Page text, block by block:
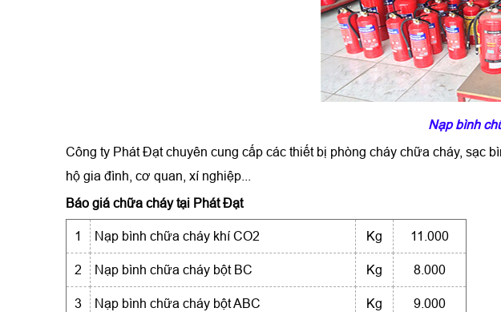
Nạp bình
Công ty Phát Đạt chuyên cung cấp các thiết bị phòng cháy chữa cháy, sạc
hộ gia đình, cơ quan, xí nghiệp...
Báo giá chữa cháy tại Phát Đạt
1 Nạp bình chữa cháy khí CO2 Kg 11.000
2 Nạp bình chữa cháy bột BC Kg 8.000
3 Nạp bình chữa cháy bột ABC Kg 9.000